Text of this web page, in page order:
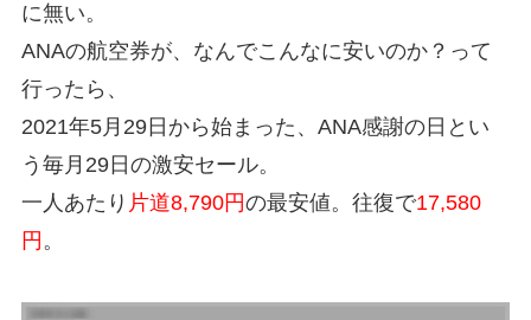
に無い。
ANAの航空券が、なんでこんなに安いのか？って
行ったら、
2021年5月29日から始まった、ANA感謝の日とい
う毎月29日の激安セール。
一人あたり 片道8,790円の最安値。往復で17,580
円 。